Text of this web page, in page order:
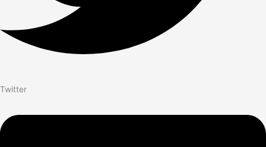
Twitter